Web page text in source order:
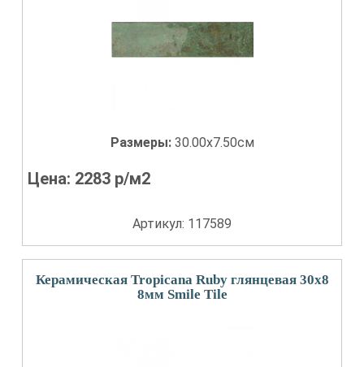
Размеры: 30.00x7.50см
Цена: 2283 р/м2
Артикул: 117589
Керамическая Tropicana Ruby глянцевая 30x8
8мм Smile Tile